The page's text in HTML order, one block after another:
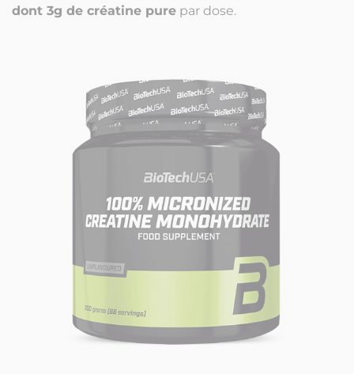
dont 3g de créatine pure par dose.